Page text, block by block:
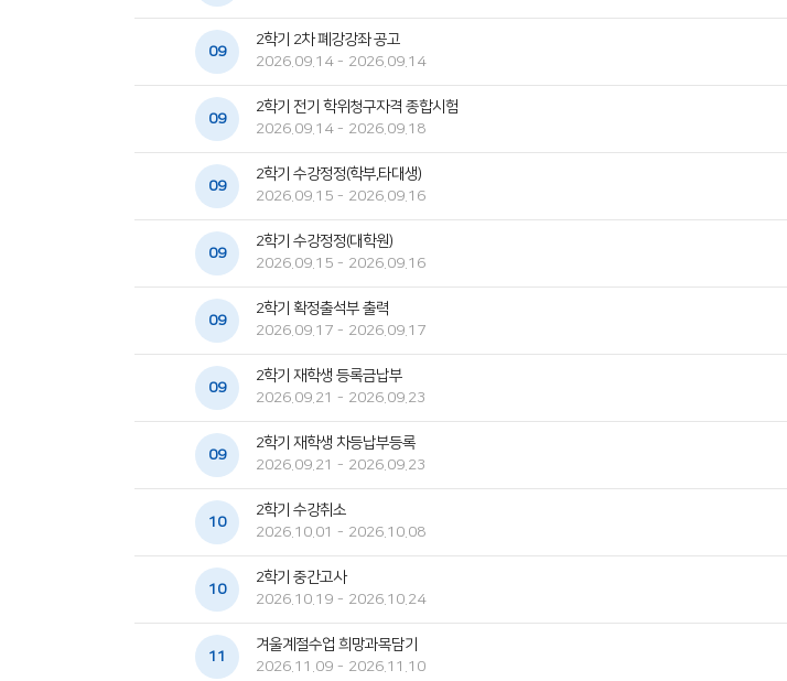
09
2학기 2차 폐강강좌 공고
2026.09.14 - 2026.09.14
09
2학기 전기 학위청구자격 종합시험
2026.09.14 - 2026.09.18
09
2학기 수강정정(학부,타대생)
2026.09.15 - 2026.09.16
09
2학기 수강정정(대학원)
2026.09.15 - 2026.09.16
09
2학기 확정출석부 출력
2026.09.17 - 2026.09.17
09
2학기 재학생 등록금납부
2026.09.21 - 2026.09.23
09
2학기 재학생 차등납부등록
2026.09.21 - 2026.09.23
10
2학기 수강취소
2026.10.01 - 2026.10.08
10
2학기 중간고사
2026.10.19 - 2026.10.24
11
겨울계절수업 희망과목담기
2026.11.09 - 2026.11.10